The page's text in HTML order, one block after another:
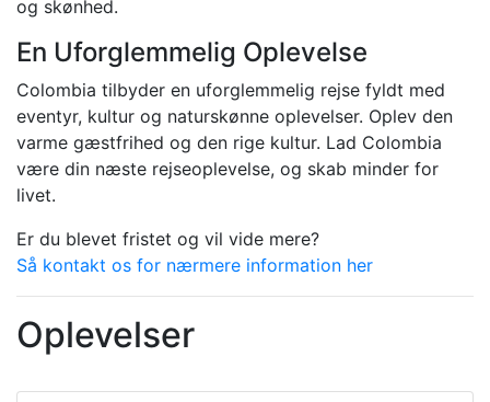
og skønhed.
En Uforglemmelig Oplevelse
Colombia tilbyder en uforglemmelig rejse fyldt med
eventyr, kultur og naturskønne oplevelser. Oplev den
varme gæstfrihed og den rige kultur. Lad Colombia
være din næste rejseoplevelse, og skab minder for
livet.
Er du blevet fristet og vil vide mere?
Så kontakt os for nærmere information her
Oplevelser